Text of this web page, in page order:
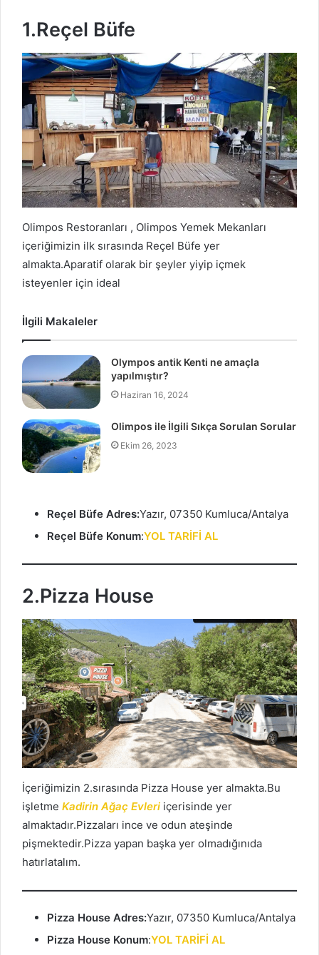
1.Reçel Büfe
Olimpos Restoranları , Olimpos Yemek Mekanları
içeriğimizin ilk sırasında Reçel Büfe yer
almakta.Aparatif olarak bir şeyler yiyip içmek
isteyenler için ideal
İlgili Makaleler
Olympos antik Kenti ne amaçla
yapılmıştır?
Haziran 16, 2024
Olimpos ile İlgili Sıkça Sorulan Sorular
Ekim 26, 2023
Reçel Büfe Adres:Yazır, 07350 Kumluca/Antalya
Reçel Büfe Konum:YOL TARİFİ AL
2.Pizza House
İçeriğimizin 2.sırasında Pizza House yer almakta.Bu
işletme Kadirin Ağaç Evleri içerisinde yer
almaktadır.Pizzaları ince ve odun ateşinde
pişmektedir.Pizza yapan başka yer olmadığınıda
hatırlatalım.
Pizza House Adres:Yazır, 07350 Kumluca/Antalya
Pizza House Konum:YOL TARİFİ AL